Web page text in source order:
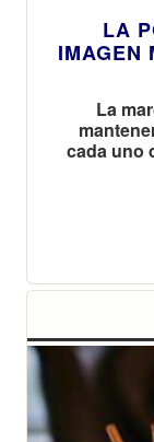
LA
IMAGEN
La
cada uno